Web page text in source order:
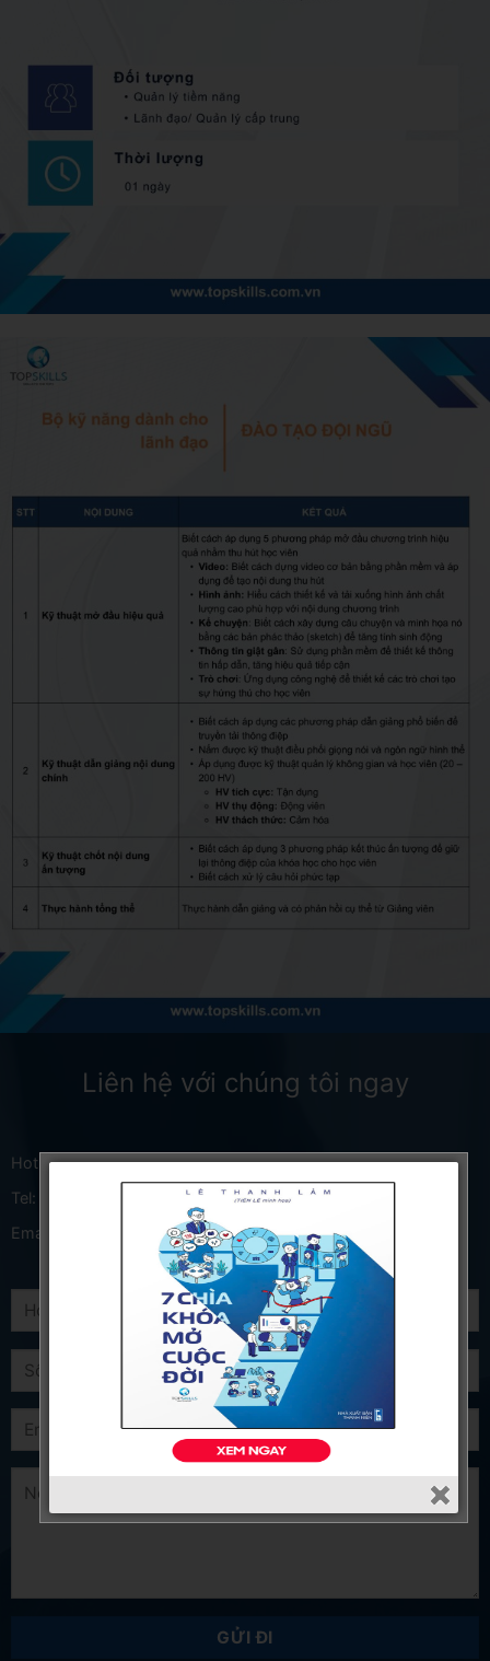
Liên hệ với chúng tôi ngay
Hotline:
0984.09.38.09
Tel:
(028) 362 22 289
Email:
info@topskills.com.vn